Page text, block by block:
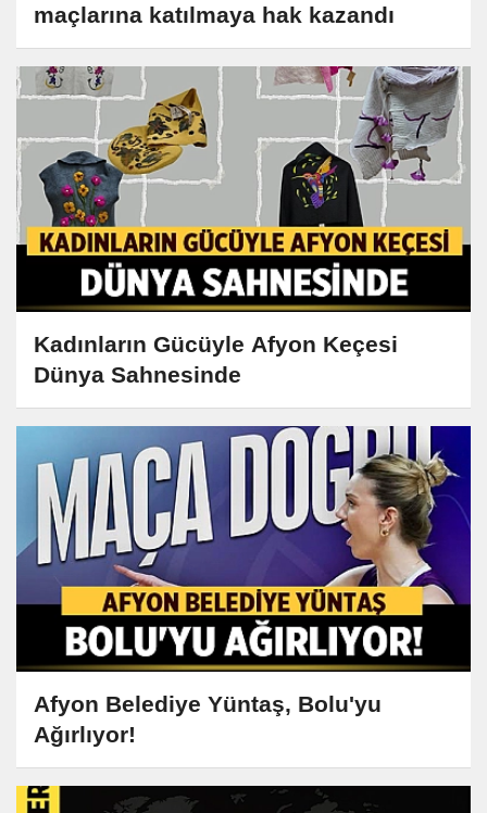
maçlarına katılmaya hak kazandı
Kadınların Gücüyle Afyon Keçesi
Dünya Sahnesinde
Afyon Belediye Yüntaş, Bolu'yu
Ağırlıyor!